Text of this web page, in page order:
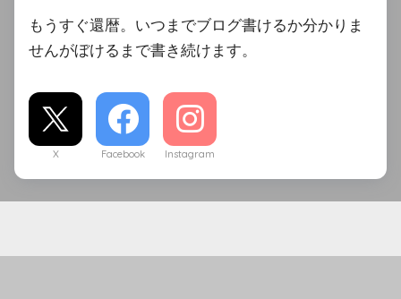
もうすぐ還暦。いつまでブログ書けるか分かりま
せんがぼけるまで書き続けます。
X Facebook Instagram